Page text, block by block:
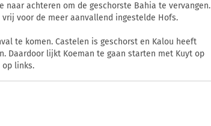
naar achteren om de geschorste Bahia te vervangen.
voor de meer aanvallend ingestelde Hofs.
te komen. Castelen is geschorst en Kalou heeft
Daardoor lijkt Koeman te gaan starten met Kuyt op
op links.